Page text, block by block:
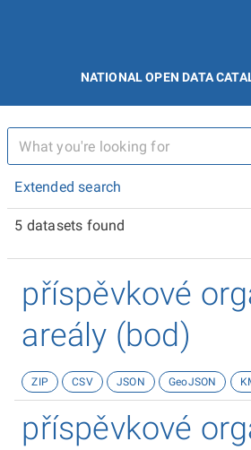
NATIONAL OPEN DATA
Extended search
5 datasets found
příspěvkové
areály (bod)
ZIP CSV JSON GeoJSON
příspěvkové